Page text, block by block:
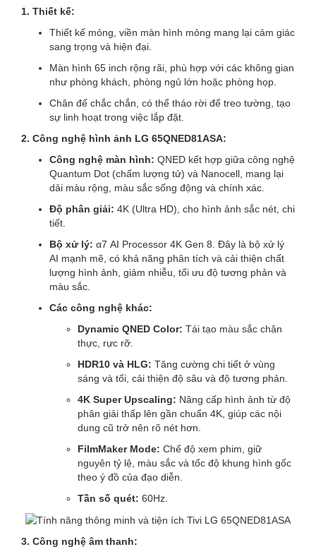
1. Thiết kế:
Thiết kế mỏng, viền màn hình mỏng mang lại cảm giác
sang trọng và hiện đại.
Màn hình 65 inch rộng rãi, phù hợp với các không gian
như phòng khách, phòng ngủ lớn hoặc phòng họp.
Chân đế chắc chắn, có thể tháo rời để treo tường, tạo
sự linh hoạt trong việc lắp đặt.
2. Công nghệ hình ảnh LG 65QNED81ASA:
Công nghệ màn hình: QNED kết hợp giữa công nghệ
Quantum Dot (chấm lượng tử) và Nanocell, mang lại
dải màu rộng, màu sắc sống động và chính xác.
Độ phân giải: 4K (Ultra HD), cho hình ảnh sắc nét, chi
tiết.
Bộ xử lý: α7 AI Processor 4K Gen 8. Đây là bộ xử lý
AI mạnh mẽ, có khả năng phân tích và cải thiện chất
lượng hình ảnh, giảm nhiễu, tối ưu độ tương phản và
màu sắc.
Các công nghệ khác:
Dynamic QNED Color: Tái tạo màu sắc chân
thực, rực rỡ.
HDR10 và HLG: Tăng cường chi tiết ở vùng
sáng và tối, cải thiện độ sâu và độ tương phản.
4K Super Upscaling: Nâng cấp hình ảnh từ độ
phân giải thấp lên gần chuẩn 4K, giúp các nội
dung cũ trở nên rõ nét hơn.
FilmMaker Mode: Chế độ xem phim, giữ
nguyên tỷ lệ, màu sắc và tốc độ khung hình gốc
theo ý đồ của đạo diễn.
Tần số quét: 60Hz.
3. Công nghệ âm thanh: